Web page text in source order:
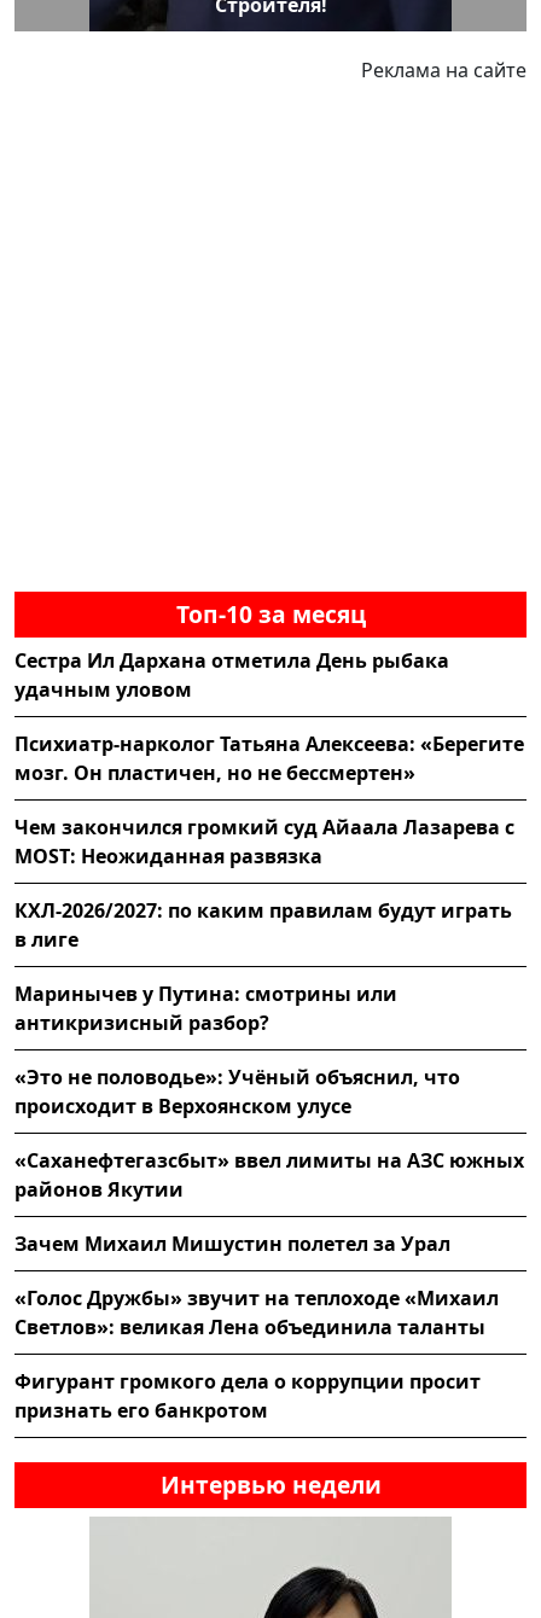
Строителя!
Реклама на сайте
Топ-10 за месяц
Сестра Ил Дархана отметила День рыбака
удачным уловом
Психиатр-нарколог Татьяна Алексеева: «Берегите
мозг. Он пластичен, но не бессмертен»
Чем закончился громкий суд Айаала Лазарева с
MOST: Неожиданная развязка
КХЛ-2026/2027: по каким правилам будут играть
в лиге
Маринычев у Путина: смотрины или
антикризисный разбор?
«Это не половодье»: Учёный объяснил, что
происходит в Верхоянском улусе
«Саханефтегазсбыт» ввел лимиты на АЗС южных
районов Якутии
Зачем Михаил Мишустин полетел за Урал
«Голос Дружбы» звучит на теплоходе «Михаил
Светлов»: великая Лена объединила таланты
Фигурант громкого дела о коррупции просит
признать его банкротом
Интервью недели